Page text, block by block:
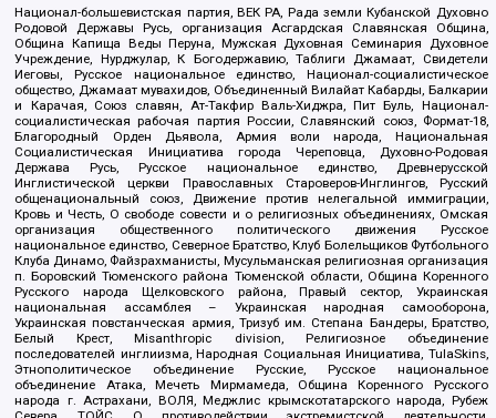
Национал-большевистская партия, ВЕК РА, Рада земли Кубанской Духовно
Родовой Державы Русь, организация Асгардская Славянская Община,
Община Капища Веды Перуна, Мужская Духовная Семинария Духовное
Учреждение, Нурджулар, К Богодержавию, Таблиги Джамаат, Свидетели
Иеговы, Русское национальное единство, Национал-социалистическое
общество, Джамаат мувахидов, Объединенный Вилайат Кабарды, Балкарии
и Карачая, Союз славян, Ат-Такфир Валь-Хиджра, Пит Буль, Национал-
социалистическая рабочая партия России, Славянский союз, Формат-18,
Благородный Орден Дьявола, Армия воли народа, Национальная
Социалистическая Инициатива города Череповца, Духовно-Родовая
Держава Русь, Русское национальное единство, Древнерусской
Инглистической церкви Православных Староверов-Инглингов, Русский
общенациональный союз, Движение против нелегальной иммиграции,
Кровь и Честь, О свободе совести и о религиозных объединениях, Омская
организация общественного политического движения Русское
национальное единство, Северное Братство, Клуб Болельщиков Футбольного
Клуба Динамо, Файзрахманисты, Мусульманская религиозная организация
п. Боровский Тюменского района Тюменской области, Община Коренного
Русского народа Щелковского района, Правый сектор, Украинская
национальная ассамблея – Украинская народная самооборона,
Украинская повстанческая армия, Тризуб им. Степана Бандеры, Братство,
Белый Крест, Misanthropic division, Религиозное объединение
последователей инглиизма, Народная Социальная Инициатива, TulaSkins,
Этнополитическое объединение Русские, Русское национальное
объединение Атака, Мечеть Мирмамеда, Община Коренного Русского
народа г. Астрахани, ВОЛЯ, Меджлис крымскотатарского народа, Рубеж